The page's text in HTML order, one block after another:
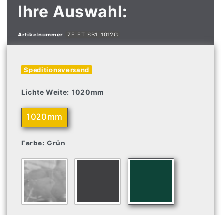
Ihre Auswahl:
Artikelnummer ZF-FT-SB1-1012G
Speditionsversand
Lichte Weite: 1020mm
1020mm
Farbe: Grün